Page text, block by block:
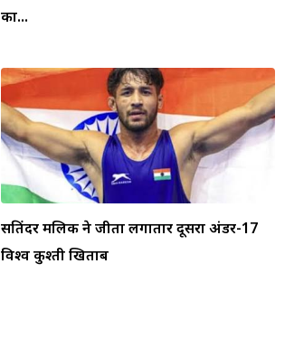
का...
सतिंदर मलिक ने जीता लगातार दूसरा अंडर-17
विश्व कुश्ती खिताब